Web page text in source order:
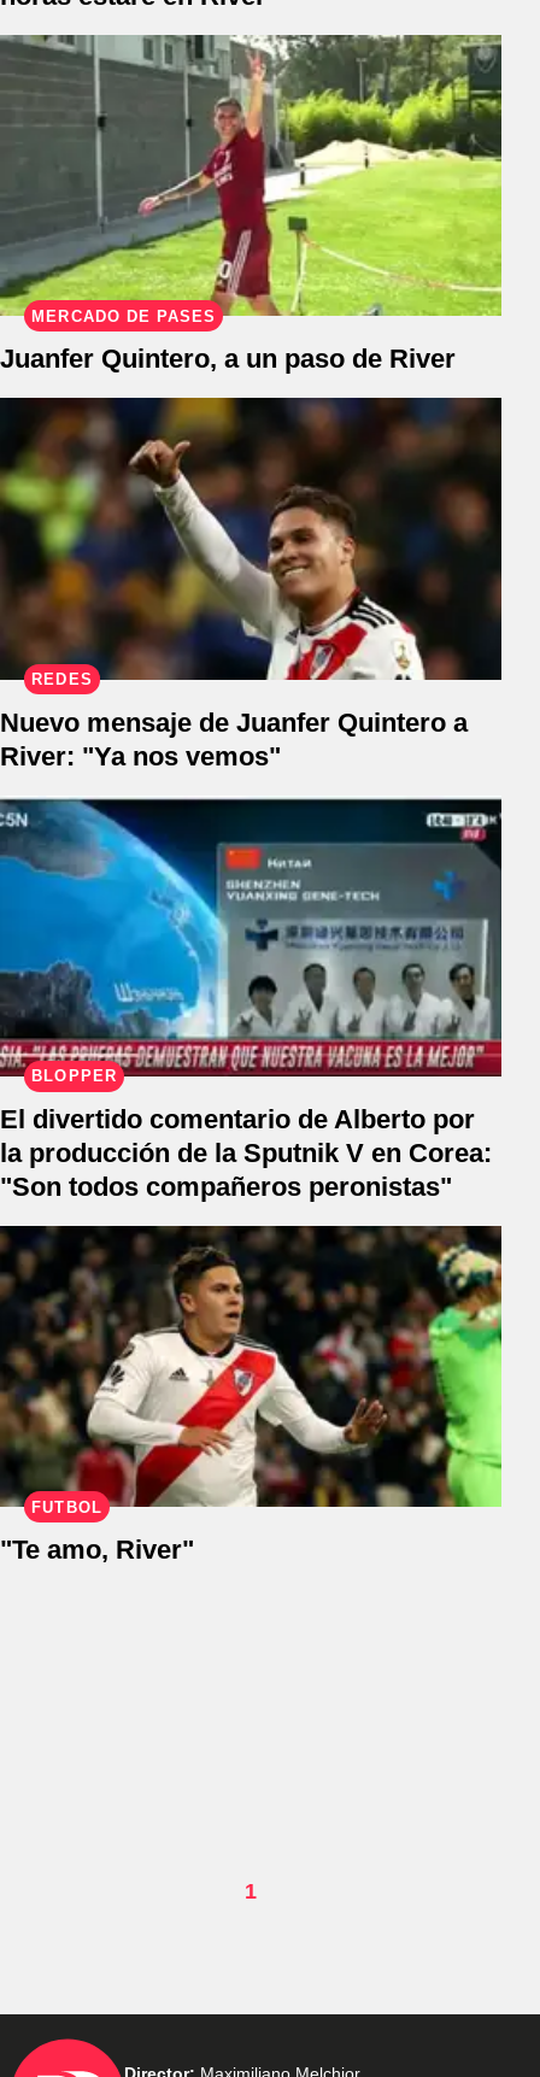
MERCADO DE PASES
Juanfer Quintero, a un paso de River
REDES
Nuevo mensaje de Juanfer Quintero a
River: "Ya nos vemos"
BLOPPER
El divertido comentario de Alberto por
la producción de la Sputnik V en Corea:
"Son todos compañeros peronistas"
FÚTBOL
"Te amo, River"
1